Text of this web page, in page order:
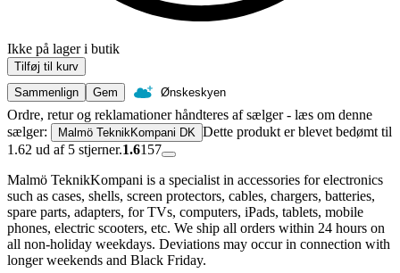
Ikke på lager i butik
Tilføj til kurv
Sammenlign
Gem Ønskeskyen
Ordre, retur og reklamationer håndteres af sælger - læs om denne
sælger:
Malmö TeknikKompani DK Dette produkt er blevet bedømt til
1.62 ud af 5 stjerner.1.6157
Malmö TeknikKompani is a specialist in accessories for electronics
such as cases, shells, screen protectors, cables, chargers, batteries,
spare parts, adapters, for TVs, computers, iPads, tablets, mobile
phones, electric scooters, etc. We ship all orders within 24 hours on
all non-holiday weekdays. Deviations may occur in connection with
longer weekends and Black Friday.